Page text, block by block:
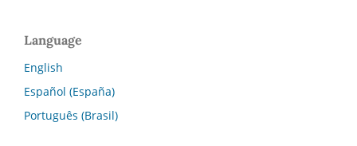
Language
English
Español (España)
Português (Brasil)